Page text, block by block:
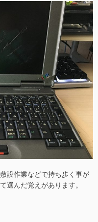
設作業などで持ち歩く事が
選んだ覚えがあります。